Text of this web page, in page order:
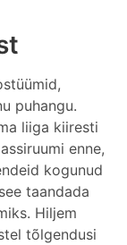
puhangu.
liiga kiiresti
enne,
kogunud
taandada
Hiljem
tõlgendusi